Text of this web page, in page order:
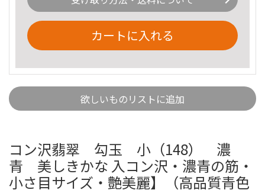
カートに入れる
欲しいものリストに追加
コン沢翡翠 勾玉 小（148） 濃
青 美しきかな 入コン沢・濃青の筋・
小さ目サイズ・艶美麗】（高品質青色